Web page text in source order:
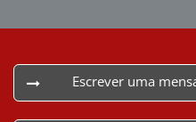
Escrever uma